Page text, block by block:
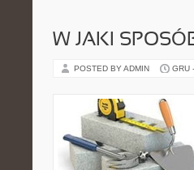
W JAKI
POSTED BY ADMIN GRU